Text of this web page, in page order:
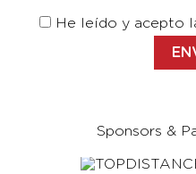
He leído y acepto
Sponsors &